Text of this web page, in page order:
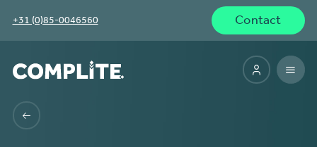
+31 (0)85-0046560 Contact